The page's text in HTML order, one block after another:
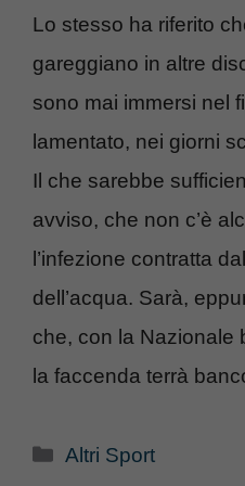
Lo stesso ha riferito
gareggiano in altre
sono mai immersi nel
lamentato, nei giorni
Il che sarebbe
avviso, che non c’è
l’infezione contratta
dell’acqua. Sarà,
che, con la Nazionale
la faccenda terrà
Categorie
Altri Sport